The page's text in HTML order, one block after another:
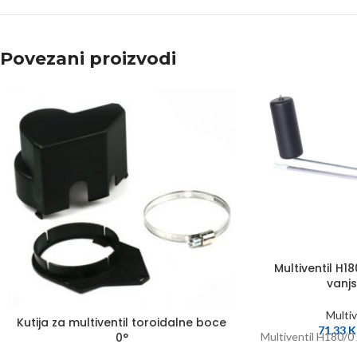
Povezani proizvodi
Kutija za multiventil toroidalne boce
0°
Multiventil
71,33
Multiventil H180/0